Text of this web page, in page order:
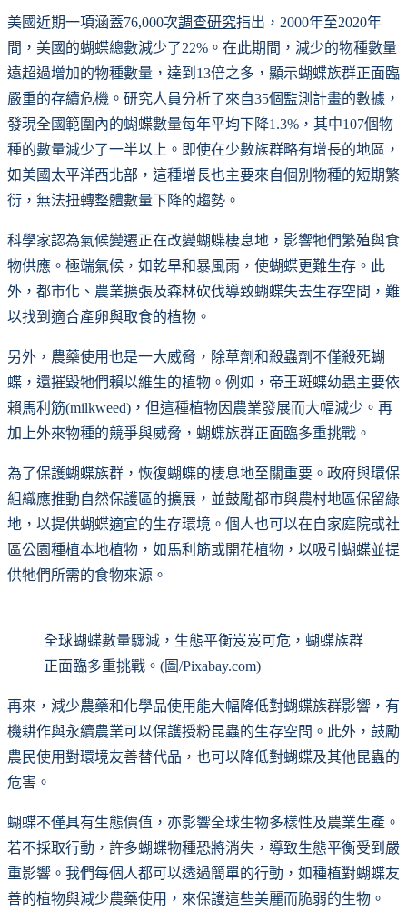
美國近期一項涵蓋76,000次調查研究指出，2000年至2020年
間，美國的蝴蝶總數減少了22%。在此期間，減少的物種數量
遠超過增加的物種數量，達到13倍之多，顯示蝴蝶族群正面臨
嚴重的存續危機。研究人員分析了來自35個監測計畫的數據，
發現全國範圍內的蝴蝶數量每年平均下降1.3%，其中107個物
種的數量減少了一半以上。即使在少數族群略有增長的地區，
如美國太平洋西北部，這種增長也主要來自個別物種的短期繁
衍，無法扭轉整體數量下降的趨勢。
科學家認為氣候變遷正在改變蝴蝶棲息地，影響牠們繁殖與食
物供應。極端氣候，如乾旱和暴風雨，使蝴蝶更難生存。此
外，都市化、農業擴張及森林砍伐導致蝴蝶失去生存空間，難
以找到適合產卵與取食的植物。
另外，農藥使用也是一大威脅，除草劑和殺蟲劑不僅殺死蝴
蝶，還摧毀牠們賴以維生的植物。例如，帝王斑蝶幼蟲主要依
賴馬利筋(milkweed)，但這種植物因農業發展而大幅減少。再
加上外來物種的競爭與威脅，蝴蝶族群正面臨多重挑戰。
為了保護蝴蝶族群，恢復蝴蝶的棲息地至關重要。政府與環保
組織應推動自然保護區的擴展，並鼓勵都市與農村地區保留綠
地，以提供蝴蝶適宜的生存環境。個人也可以在自家庭院或社
區公園種植本地植物，如馬利筋或開花植物，以吸引蝴蝶並提
供牠們所需的食物來源。
全球蝴蝶數量驟減，生態平衡岌岌可危，蝴蝶族群
正面臨多重挑戰。(圖/Pixabay.com)
再來，減少農藥和化學品使用能大幅降低對蝴蝶族群影響，有
機耕作與永續農業可以保護授粉昆蟲的生存空間。此外，鼓勵
農民使用對環境友善替代品，也可以降低對蝴蝶及其他昆蟲的
危害。
蝴蝶不僅具有生態價值，亦影響全球生物多樣性及農業生產。
若不採取行動，許多蝴蝶物種恐將消失，導致生態平衡受到嚴
重影響。我們每個人都可以透過簡單的行動，如種植對蝴蝶友
善的植物與減少農藥使用，來保護這些美麗而脆弱的生物。